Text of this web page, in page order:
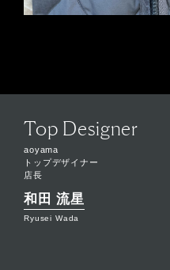
Top Designer
aoyama
トップデザイナー
店長
和田 流星
Ryusei Wada